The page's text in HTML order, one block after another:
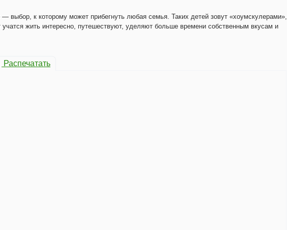
выбор, к которому может прибегнуть любая семья. Таких детей зовут «хоумскулерами»,
учатся жить интересно, путешествуют, уделяют больше времени собственным вкусам и
Распечатать